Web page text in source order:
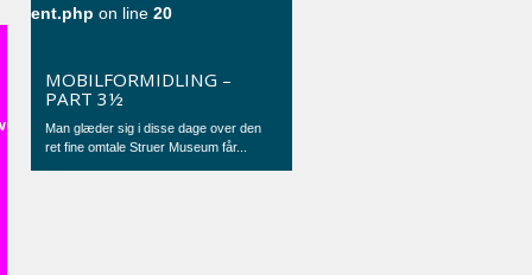
ent.php on line20
MOBILFORMIDLING –
PART 3½
Man glæder sig i disse dage over den
ret fine omtale Struer Museum får...